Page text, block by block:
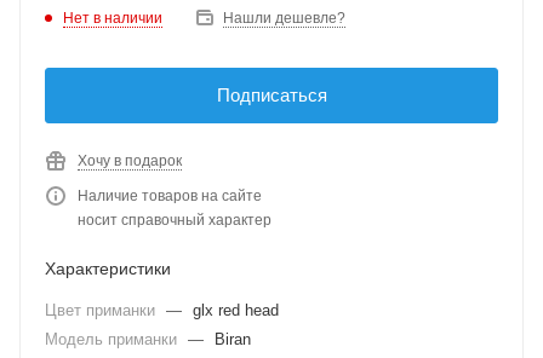
Нет в наличии Нашли дешевле?
Подписаться
Хочу в подарок
Наличие товаров на сайте
носит справочный характер
Характеристики
Цвет приманки — glx red head
Модель приманки —
Biran